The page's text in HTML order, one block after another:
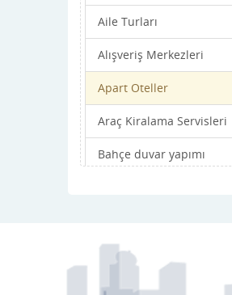
Aile Turları
Alışveriş Merkezleri
Apart Oteller
Araç Kiralama Servisleri
Bahçe duvar yapımı
Balkon
Basın Yayın Dernekleri